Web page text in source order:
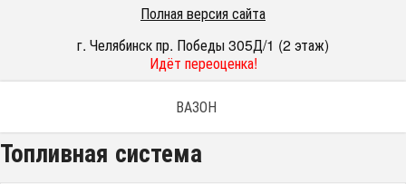
Полная версия сайта
г. Челябинск пр. Победы 305Д/1 (2 этаж)
Идёт переоценка!
ВАЗОН
Топливная система